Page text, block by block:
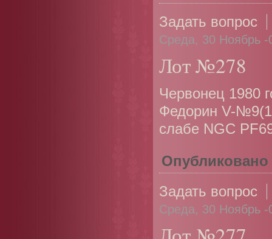
Задать вопрос
Среда, 30 Ноябрь -
Лот №278
Червонец 1980
Федорин V-
слабе NGC
Опубликовано
Задать вопрос
Среда, 30 Ноябрь -